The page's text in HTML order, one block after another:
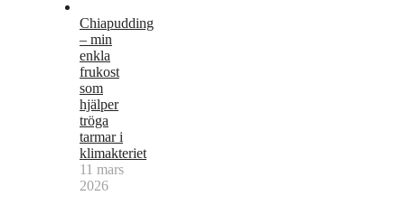
Chiapudding
– min
enkla
frukost
som
hjälper
tröga
tarmar i
klimakteriet
11 mars
2026